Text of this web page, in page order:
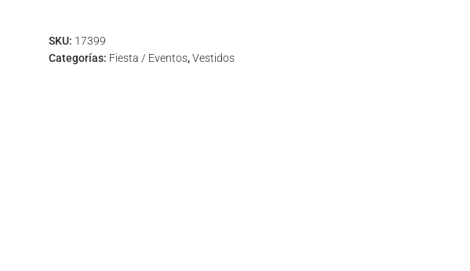
SKU: 17399
Categorías: Fiesta / Eventos,Vestidos